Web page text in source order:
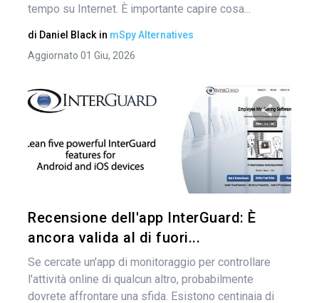
tempo su Internet. È importante capire cosa...
di Daniel Black in mSpy Alternatives
Aggiornato 01 Giu, 2026
Condividi
Recensione dell'app InterGuard: È
ancora valida al di fuori...
Se cercate un'app di monitoraggio per controllare
l'attività online di qualcun altro, probabilmente
dovrete affrontare una sfida. Esistono centinaia di